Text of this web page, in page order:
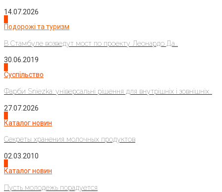
14.07.2026
Подорожі та туризм
В Стамбуле возведут мост по проекту Леонардо Да...
30.06.2019
Суспільство
Фарби Sniezka: універсальні рішення для внутрішніх і зовнішніх...
27.07.2026
Каталог новин
Секреты хранения молочных продуктов
02.03.2010
Каталог новин
Пусть молодежь порадуется